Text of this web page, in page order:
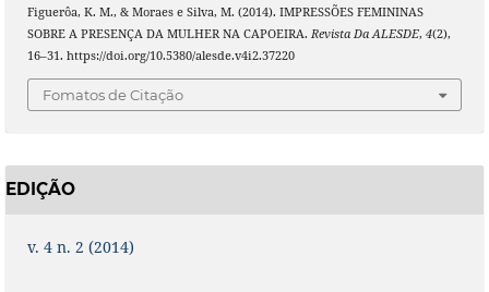
Figuerôa, K. M., & Moraes e Silva, M. (2014). IMPRESSÕES FEMININAS
SOBRE A PRESENÇA DA MULHER NA CAPOEIRA. Revista Da ALESDE, 4(2),
16–31. https://doi.org/10.5380/alesde.v4i2.37220
Fomatos de Citação
EDIÇÃO
v. 4 n. 2 (2014)